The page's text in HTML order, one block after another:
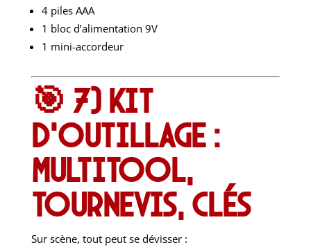
4 piles AAA
1 bloc d’alimentation 9V
1 mini-accordeur
🎯 7) Kit
d’outillage :
multitool,
tournevis, clés
Sur scène, tout peut se dévisser :